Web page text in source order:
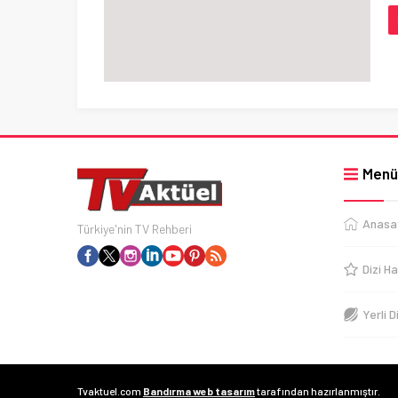
Türkiye'nin TV Rehberi
Menü
Dizi
Yerli
Tvaktuel.com Bandırma web tasarımtarafından hazırlanmıştır.